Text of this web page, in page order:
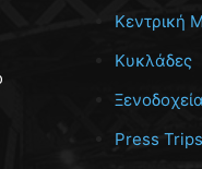
Κεντρική
Κυκλάδες
Ξενοδοχεία
Press Trips